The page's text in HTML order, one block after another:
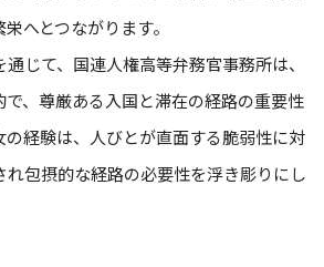
へとつながります。
じて、国連人権高等弁務官事務所は、
で、尊厳ある入国と滞在の経路の重要性
の経験は、人びとが直面する脆弱性に対
れ包摂的な経路の必要性を浮き彫りにし